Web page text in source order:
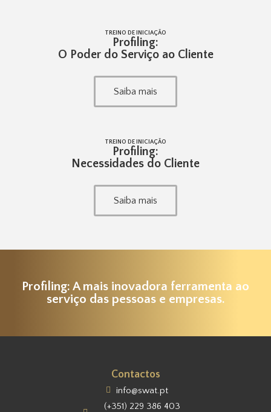
TREINO DE INICIAÇÃO
Profiling:
O Poder do Serviço ao Cliente
Saiba mais
TREINO DE INICIAÇÃO
Profiling:
Necessidades do Cliente
Saiba mais
Profiling: A mais inovadora ferramenta ao
serviço das pessoas e empresas.
Contactos
info@swat.pt
(+351) 229 386 403